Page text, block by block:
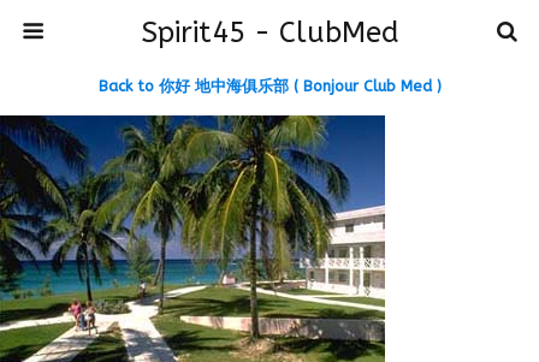
Spirit45 - ClubMed
Back to 你好 地中海俱乐部 ( Bonjour Club Med )